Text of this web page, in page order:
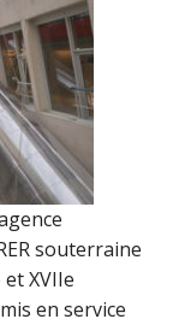
souterraine
XVIIe
en service